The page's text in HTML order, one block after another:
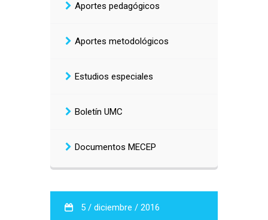
Aportes pedagógicos
Aportes metodológicos
Estudios especiales
Boletín UMC
Documentos MECEP
5 / diciembre / 2016